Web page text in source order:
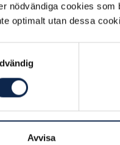
nödvändiga cookies
optimalt utan dessa
Avvisa
tv-drama kan
möjligt att resa
och förlorade
Kanske den
rättigheter och
viktigare?
som finns på
förstärkas så att